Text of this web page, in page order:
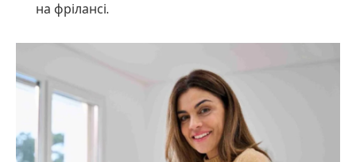
на фрілансі.